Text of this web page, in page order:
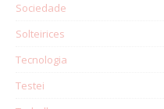
Sociedade
Solteirices
Tecnologia
Testei